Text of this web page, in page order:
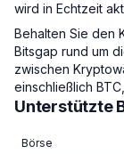
wird in Echtzeit
Behalten Sie den
Bitsgap rund um
zwischen
einschließlich
Unterstützte
Börse